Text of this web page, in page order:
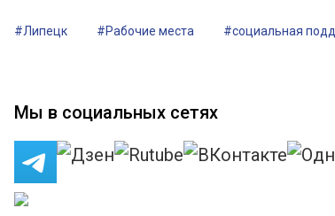
#Липецк #Рабочие места #социальная
Мы в социальных сетях